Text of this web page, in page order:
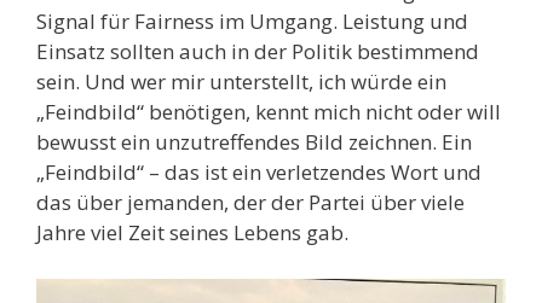
Signal für Fairness im Umgang. Leistung und
Einsatz sollten auch in der Politik bestimmend
sein. Und wer mir unterstellt, ich würde ein
„Feindbild“ benötigen, kennt mich nicht oder will
bewusst ein unzutreffendes Bild zeichnen. Ein
„Feindbild“ – das ist ein verletzendes Wort und
das über jemanden, der der Partei über viele
Jahre viel Zeit seines Lebens gab.